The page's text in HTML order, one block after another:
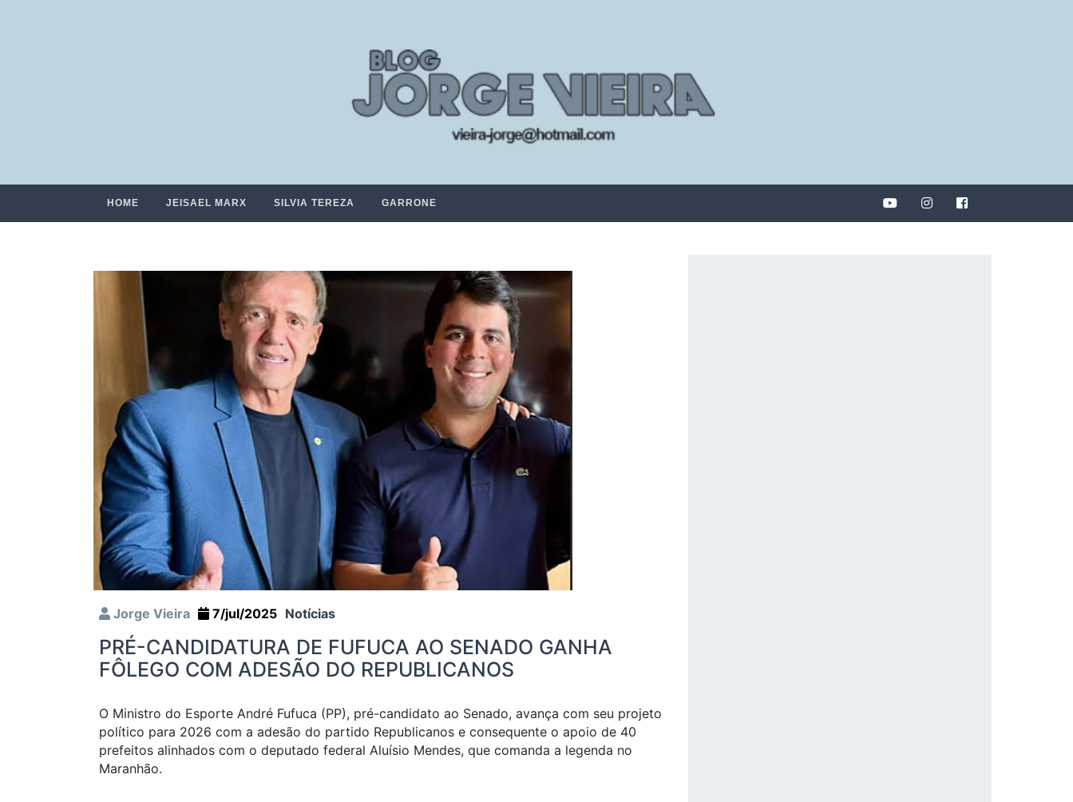
HOME JEISAEL MARX SILVIA TEREZA GARRONE
Jorge Vieira 7/jul/2025 Notícias
PRÉ-CANDIDATURA DE FUFUCA AO SENADO GANHA
FÔLEGO COM ADESÃO DO REPUBLICANOS
O Ministro do Esporte André Fufuca (PP), pré-candidato ao Senado, avança com seu projeto
político para 2026 com a adesão do partido Republicanos e consequente o apoio de 40
prefeitos alinhados com o deputado federal Aluísio Mendes, que comanda a legenda no
Maranhão.